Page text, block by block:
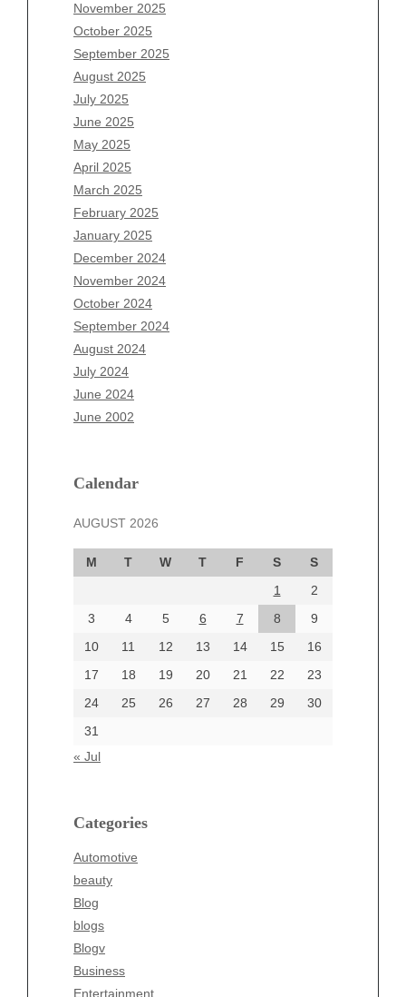
November 2025
October 2025
September 2025
August 2025
July 2025
June 2025
May 2025
April 2025
March 2025
February 2025
January 2025
December 2024
November 2024
October 2024
September 2024
August 2024
July 2024
June 2024
June 2002
Calendar
AUGUST 2026
M T W T F S
S
1
2
3
4 5 6 7 8
9
10
11 12 13 14 15
16
17
18 19 20 21 22
23
24
25 26 27 28 29
30
31
« Jul
Categories
Automotive
beauty
Blog
blogs
Blogv
Business
Entertainment
August 2026
July 2026
June 2026
May 2026
April 2026
March 2026
February 2026
January 2026
December 2025
November 2025
October 2025
September 2025
August 2025
July 2025
June 2025
May 2025
April 2025
March 2025
December 2024
October 2024
September 2024
August 2024
June 2024
Categories
beauty
Business
Entertainment
Fashion
Finance
Food
Health